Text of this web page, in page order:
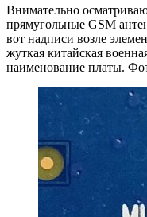
Внимательно
прямугольные GSM
вот надписи возле
жуткая китайская
наименование платы.